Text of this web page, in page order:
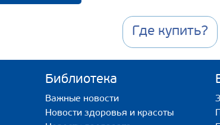
Где купить?
Библиотека
Важные новости
Новости здоровья и красоты